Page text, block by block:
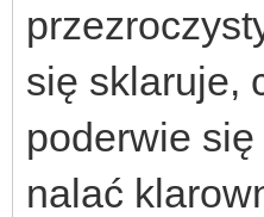
się sklaruje,
poderwie
nalać